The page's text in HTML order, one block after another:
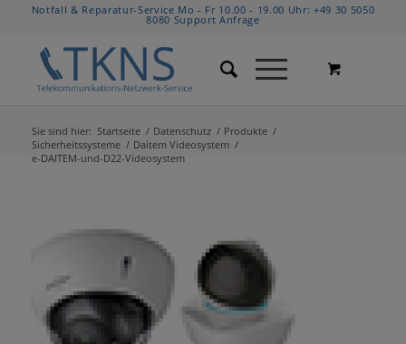
Notfall & Reparatur-Service Mo - Fr 10.00 - 19.00 Uhr:+49 30 5050
8080 Support Anfrage
Sie sind hier: Startseite / Datenschutz / Produkte /
Sicherheitssysteme / Daitem Videosystem /
e-DAITEM-und-D22-Videosystem